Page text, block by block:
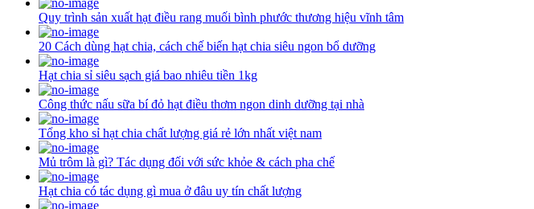
Quy trình sản xuất hạt điều rang muối bình phước thương hiệu vĩnh tâm
20 Cách dùng hạt chia, cách chế biến hạt chia siêu ngon bổ dưỡng
Hạt chia sỉ siêu sạch giá bao nhiêu tiền 1kg
Công thức nấu sữa bí đỏ hạt điều thơm ngon dinh dưỡng tại nhà
Tổng kho sỉ hạt chia chất lượng giá rẻ lớn nhất việt nam
Mủ trôm là gì? Tác dụng đối với sức khỏe & cách pha chế
Hạt chia có tác dụng gì mua ở đâu uy tín chất lượng